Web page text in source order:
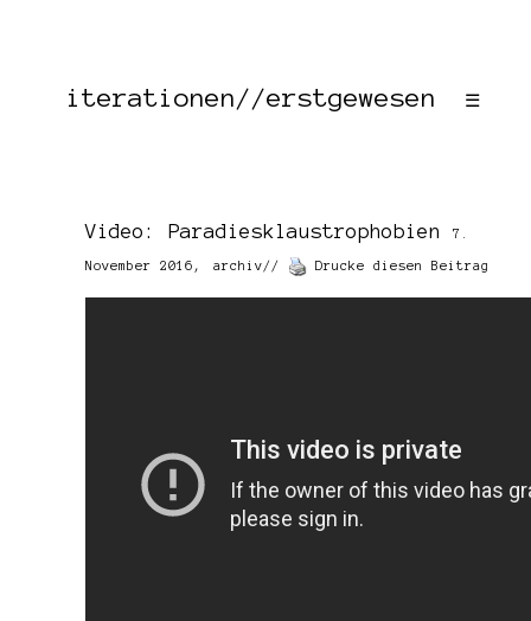
iterationen//erstgewesen ☰
Video: Paradiesklaustrophobien 7.
November 2016, archiv// Drucke diesen Beitrag